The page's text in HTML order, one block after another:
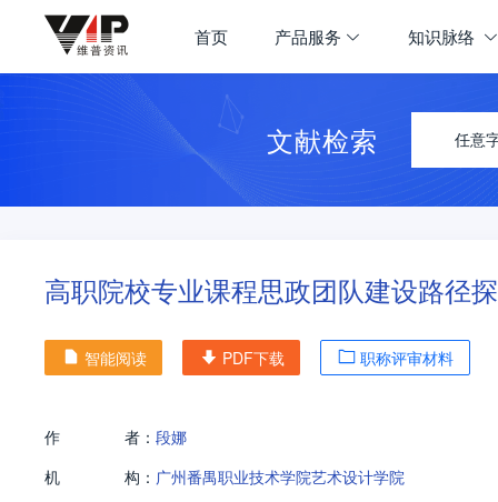
首页 产品服务 知识脉络
文献检索 任意
高职院校专业课程思政团队建设路
智能阅读 PDF下载 职称评审材料
作 者： 段娜
机
构： 广州番禺职业技术学院艺术设计学院